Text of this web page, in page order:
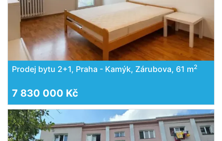
Prodej bytu 2+1, Praha - Kamýk, Zárubova, 61 m2
7 830 000 Kč